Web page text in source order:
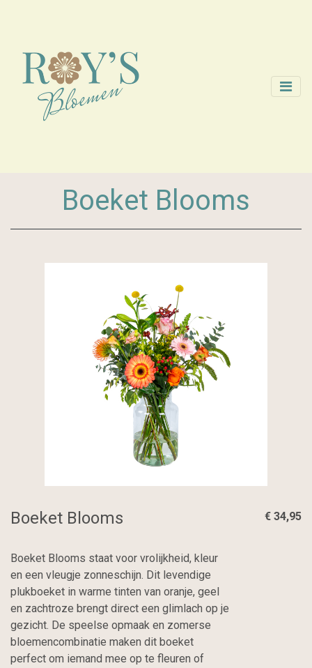
Boeket Blooms
Boeket Blooms
Boeket Blooms staat voor vrolijkheid, kleur
en een vleugje zonneschijn. Dit levendige
plukboeket in warme tinten van oranje, geel
en zachtroze brengt direct een glimlach op je
gezicht. De speelse opmaak en zomerse
bloemencombinatie maken dit boeket
perfect om iemand mee op te fleuren of
€ 34,95